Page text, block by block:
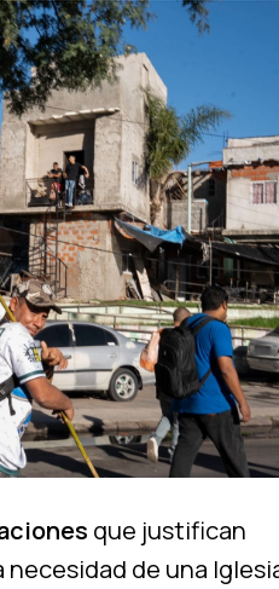
que justifican
de una